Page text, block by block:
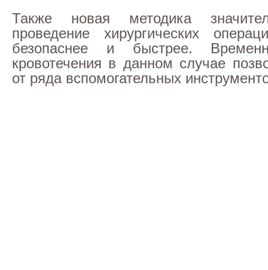
Также новая методика
проведение хирургических
безопаснее и быстрее.
кровотечения в данном случае
от ряда вспомогательных